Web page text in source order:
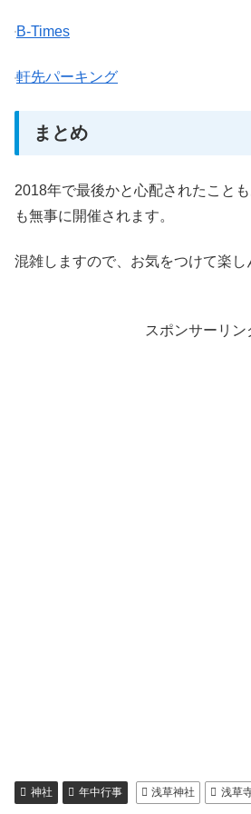
B-Times
軒先パーキング
まとめ
2018年で最後かと心配されたこと
も無事に開催されます。
混雑しますので、お気をつけて楽し
スポンサーリン
神社 年中行事 浅草神社 浅草